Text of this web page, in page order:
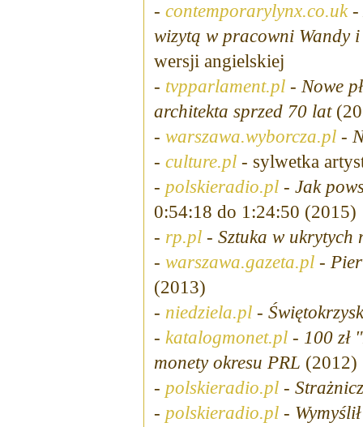
- contemporarylynx.co.uk-
wizytą w pracowni Wandy i
wersji angielskiej
- tvpparlament.pl - Nowe
architekta sprzed 70 lat
- warszawa.wyborcza.pl -
- culture.pl - sylwetka
- polskieradio.pl - Jak
0:54:18 do 1:24:50 (2015)
- rp.pl - Sztuka w ukrytych
- warszawa.gazeta.pl -
(2013)
- niedziela.pl -
- katalogmonet.pl - 100 zł
monety okresu PRL (2012)
- polskieradio.pl -
- polskieradio.pl -